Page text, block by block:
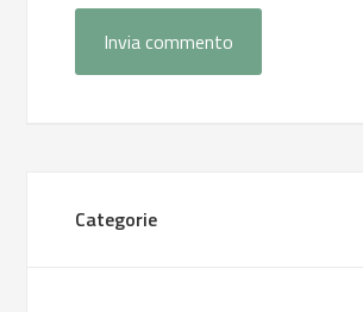
Categorie